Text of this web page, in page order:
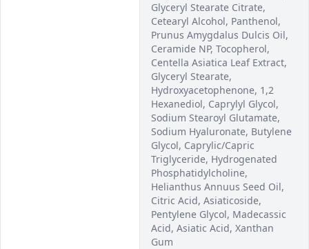
Glyceryl Stearate Citrate,
Cetearyl Alcohol, Panthenol,
Prunus Amygdalus Dulcis Oil,
Ceramide NP, Tocopherol,
Centella Asiatica Leaf Extract,
Glyceryl Stearate,
Hydroxyacetophenone, 1,2
Hexanediol, Caprylyl Glycol,
Sodium Stearoyl Glutamate,
Sodium Hyaluronate, Butylene
Glycol, Caprylic/Capric
Triglyceride, Hydrogenated
Phosphatidylcholine,
Helianthus Annuus Seed Oil,
Citric Acid, Asiaticoside,
Pentylene Glycol, Madecassic
Acid, Asiatic Acid, Xanthan
Gum